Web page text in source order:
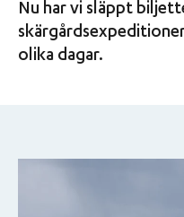
Eget event
Destinationer
Nu har vi släppt
olika dagar.